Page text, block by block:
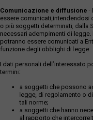
Comunicazione e diffusione -
essere comunicati,intendendosi
o più soggetti determinati, dalla
necessari adempimenti di
potranno essere comunicati a
funzione degli obblighi di legge.
I dati personali dell’interessato
termini:
a soggetti che possono
legge, di regolamento o
tali norme;
a soggetti che hanno
al rapporto che intercorre